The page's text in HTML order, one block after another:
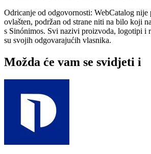
Odricanje od odgovornosti: WebCatalog nije
ovlašten, podržan od strane niti na bilo koji
s Sinónimos. Svi nazivi proizvoda, logotipi i
su svojih odgovarajućih vlasnika.
Možda će vam se svidjeti i